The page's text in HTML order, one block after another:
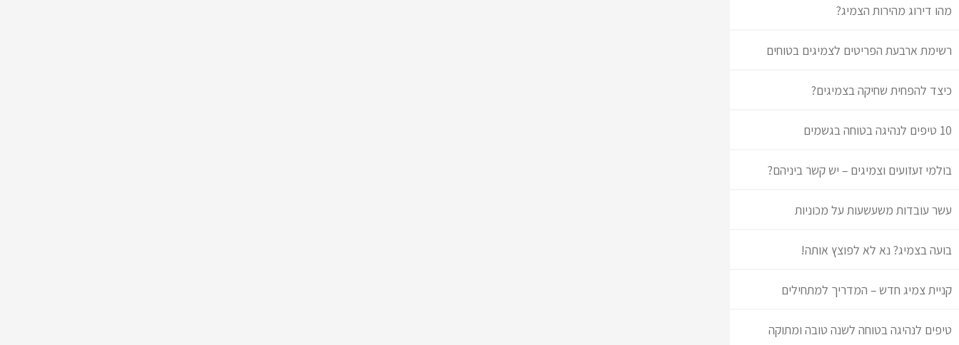
מהו דירוג מהירות הצמיג?
רשימת ארבעת הפריטים לצמיגים בטוחים
כיצד להפחית שחיקה בצמיגים?
10 טיפים לנהיגה בטוחה בגשמים
בולמי זעזועים וצמיגים – יש קשר ביניהם?
עשר עובדות משעשעות על מכוניות
בועה בצמיג? נא לא לפוצץ אותה!
קניית צמיג חדש – המדריך למתחילים
טיפים לנהיגה בטוחה לשנה טובה ומתוקה